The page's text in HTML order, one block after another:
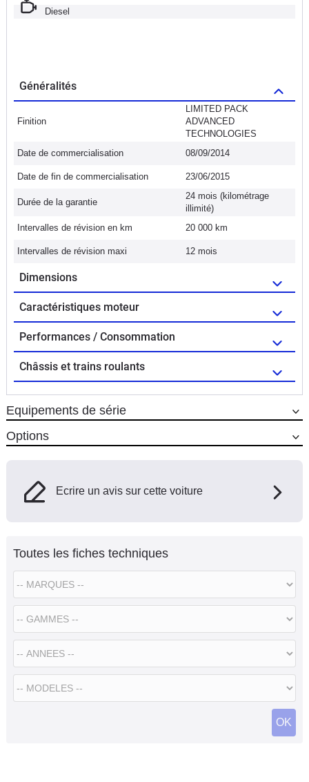
Diesel
Généralités
Finition
LIMITED PACK
ADVANCED
TECHNOLOGIES
Date de commercialisation
08/09/2014
Date de fin de commercialisation 23/06/2015
Durée de la garantie
24 mois (kilométrage
illimité)
Intervalles de révision en km
20 000 km
Intervalles de révision maxi 12 mois
Dimensions
Caractéristiques moteur
Performances / Consommation
Châssis et trains roulants
Equipements de série
Options
Ecrire un avis sur cette voiture
Toutes les fiches techniques